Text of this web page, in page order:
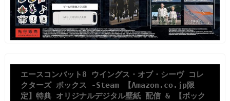
エースコンバット8 ウイングス・オブ・シーヴ コレ
クターズ ボックス -Steam 【Amazon.co.jp限
定】特典 オリジナルデジタル壁紙 配信 & 【ボック